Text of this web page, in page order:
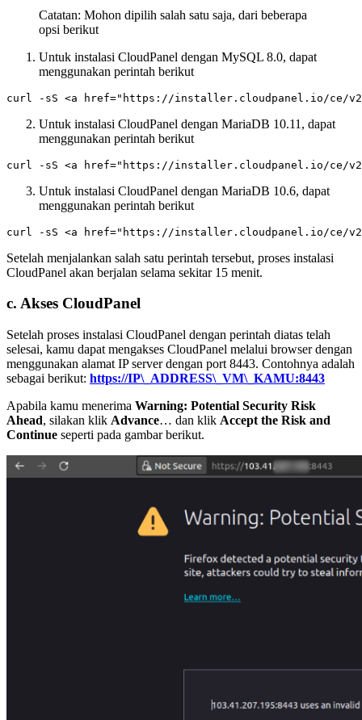
Catatan: Mohon dipilih salah satu saja, dari beberapa
opsi berikut
Untuk instalasi CloudPanel dengan MySQL 8.0, dapat
menggunakan perintah berikut
Untuk instalasi CloudPanel dengan MariaDB 10.11, dapat
menggunakan perintah berikut
Untuk instalasi CloudPanel dengan MariaDB 10.6, dapat
menggunakan perintah berikut
Setelah menjalankan salah satu perintah tersebut, proses instalasi
CloudPanel akan berjalan selama sekitar 15 menit.
c. Akses CloudPanel
Setelah proses instalasi CloudPanel dengan perintah diatas telah
selesai, kamu dapat mengakses CloudPanel melalui browser dengan
menggunakan alamat IP server dengan port 8443. Contohnya adalah
sebagai berikut: https://IP\_ADDRESS\_VM\_KAMU:8443
Apabila kamu menerima Warning: Potential Security Risk
Ahead, silakan klik Advance… dan klik Accept the Risk and
Continue seperti pada gambar berikut.